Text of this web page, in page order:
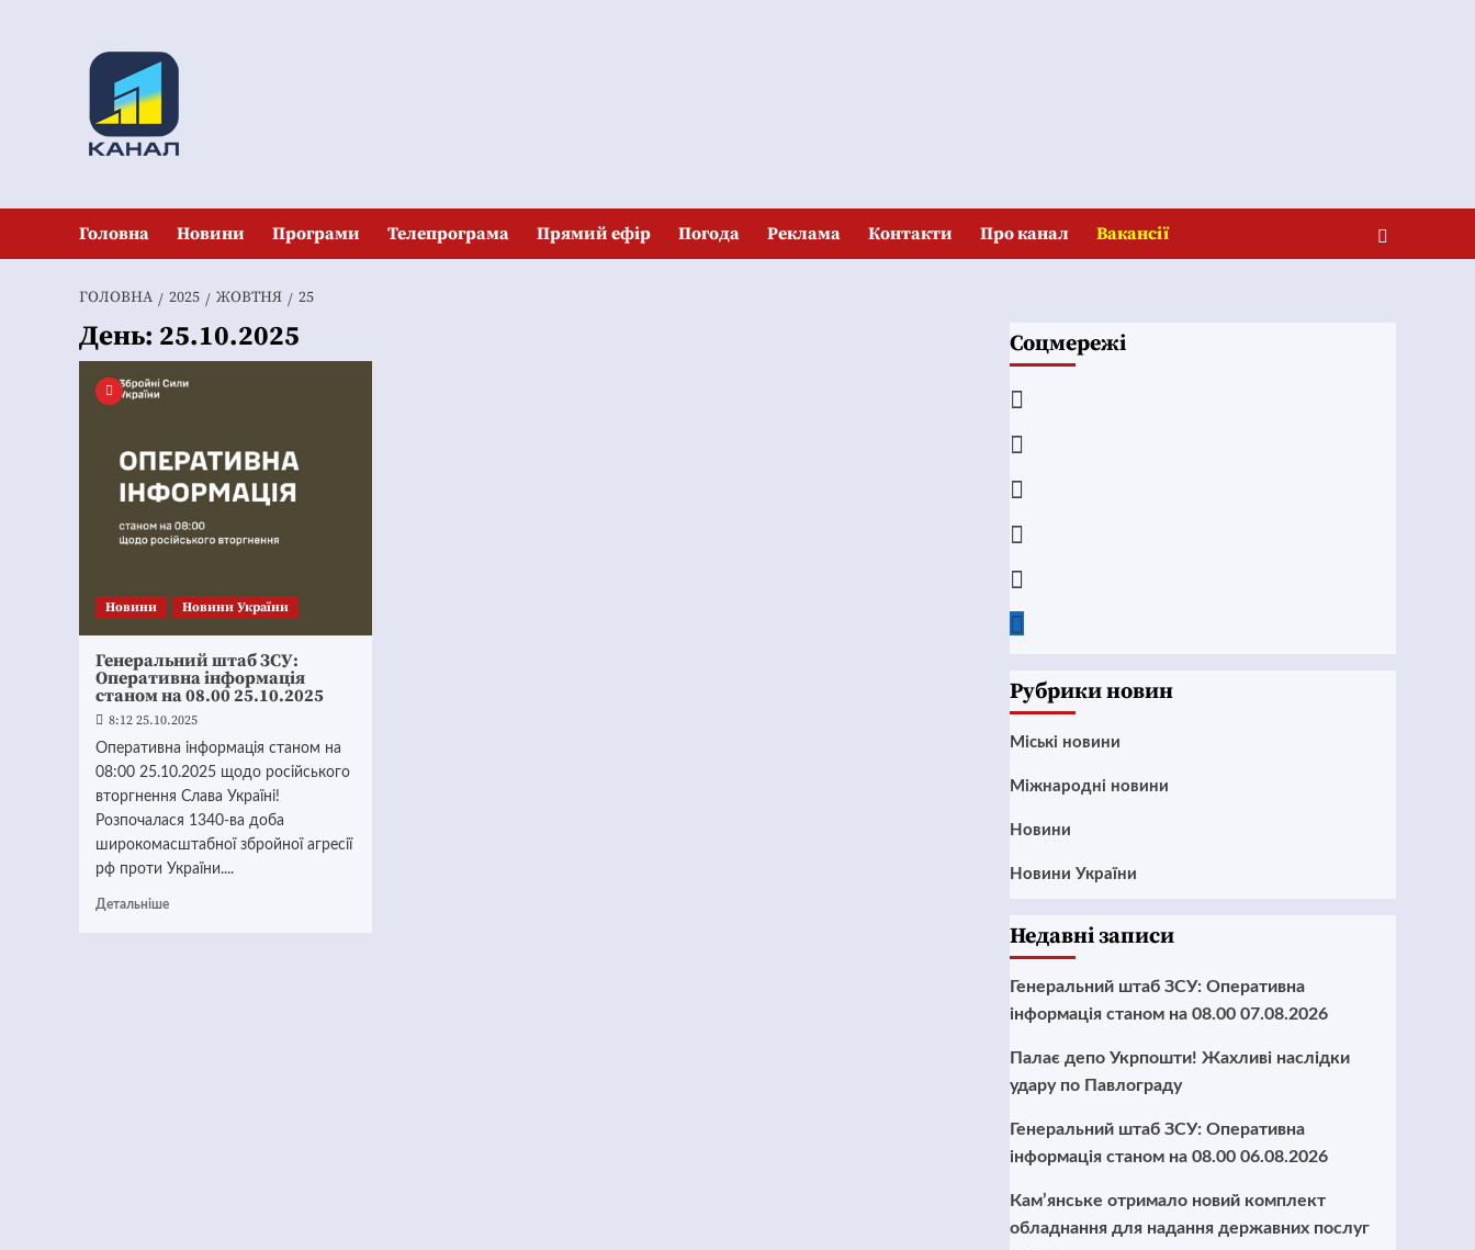
Головна Новини Програми Телепрограма Прямий ефір Погода Реклама Контакти Про канал Вакансії
ГОЛОВНА 2025 ЖОВТНЯ 25
День: 25.10.2025
Новини Новини України
Генеральний штаб ЗСУ:
Оперативна інформація
станом на 08.00 25.10.2025
8:12 25.10.2025
Оперативна інформація станом на
08:00 25.10.2025 щодо російського
вторгнення Слава Україні!
Розпочалася 1340-ва доба
широкомасштабної збройної агресії
рф проти України....
Детальніше
Соцмережі
Рубрики новин
Mіські новини
Міжнародні новини
Новини
Новини України
Недавні записи
Генеральний штаб ЗСУ: Оперативна
інформація станом на 08.00 07.08.2026
Палає депо Укрпошти! Жахливі наслідки
удару по Павлограду
Генеральний штаб ЗСУ: Оперативна
інформація станом на 08.00 06.08.2026
Кам’янське отримало новий комплект
обладнання для надання державних послуг